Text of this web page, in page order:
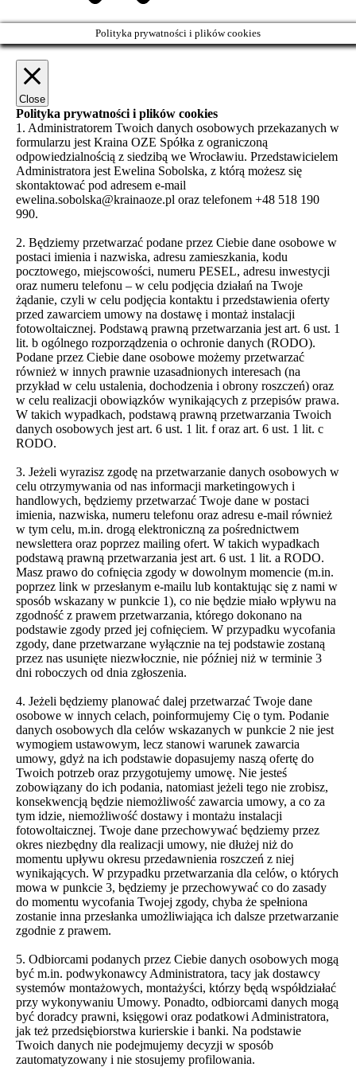
Polityka prywatności i plików cookies
Close
Polityka prywatności i plików cookies
1. Administratorem Twoich danych osobowych przekazanych w
formularzu jest Kraina OZE Spółka z ograniczoną
odpowiedzialnością z siedzibą we Wrocławiu. Przedstawicielem
Administratora jest Ewelina Sobolska, z którą możesz się
skontaktować pod adresem e-mail
ewelina.sobolska@krainaoze.pl oraz telefonem +48 518 190
990.
2. Będziemy przetwarzać podane przez Ciebie dane osobowe w
postaci imienia i nazwiska, adresu zamieszkania, kodu
pocztowego, miejscowości, numeru PESEL, adresu inwestycji
oraz numeru telefonu – w celu podjęcia działań na Twoje
żądanie, czyli w celu podjęcia kontaktu i przedstawienia oferty
przed zawarciem umowy na dostawę i montaż instalacji
fotowoltaicznej. Podstawą prawną przetwarzania jest art. 6 ust. 1
lit. b ogólnego rozporządzenia o ochronie danych (RODO).
Podane przez Ciebie dane osobowe możemy przetwarzać
również w innych prawnie uzasadnionych interesach (na
przykład w celu ustalenia, dochodzenia i obrony roszczeń) oraz
w celu realizacji obowiązków wynikających z przepisów prawa.
W takich wypadkach, podstawą prawną przetwarzania Twoich
danych osobowych jest art. 6 ust. 1 lit. f oraz art. 6 ust. 1 lit. c
RODO.
3. Jeżeli wyrazisz zgodę na przetwarzanie danych osobowych w
celu otrzymywania od nas informacji marketingowych i
handlowych, będziemy przetwarzać Twoje dane w postaci
imienia, nazwiska, numeru telefonu oraz adresu e-mail również
w tym celu, m.in. drogą elektroniczną za pośrednictwem
newslettera oraz poprzez mailing ofert. W takich wypadkach
podstawą prawną przetwarzania jest art. 6 ust. 1 lit. a RODO.
Masz prawo do cofnięcia zgody w dowolnym momencie (m.in.
poprzez link w przesłanym e-mailu lub kontaktując się z nami w
sposób wskazany w punkcie 1), co nie będzie miało wpływu na
zgodność z prawem przetwarzania, którego dokonano na
podstawie zgody przed jej cofnięciem. W przypadku wycofania
zgody, dane przetwarzane wyłącznie na tej podstawie zostaną
przez nas usunięte niezwłocznie, nie później niż w terminie 3
dni roboczych od dnia zgłoszenia.
4. Jeżeli będziemy planować dalej przetwarzać Twoje dane
osobowe w innych celach, poinformujemy Cię o tym. Podanie
danych osobowych dla celów wskazanych w punkcie 2 nie jest
wymogiem ustawowym, lecz stanowi warunek zawarcia
umowy, gdyż na ich podstawie dopasujemy naszą ofertę do
Twoich potrzeb oraz przygotujemy umowę. Nie jesteś
zobowiązany do ich podania, natomiast jeżeli tego nie zrobisz,
konsekwencją będzie niemożliwość zawarcia umowy, a co za
tym idzie, niemożliwość dostawy i montażu instalacji
fotowoltaicznej. Twoje dane przechowywać będziemy przez
okres niezbędny dla realizacji umowy, nie dłużej niż do
momentu upływu okresu przedawnienia roszczeń z niej
wynikających. W przypadku przetwarzania dla celów, o których
mowa w punkcie 3, będziemy je przechowywać co do zasady
do momentu wycofania Twojej zgody, chyba że spełniona
zostanie inna przesłanka umożliwiająca ich dalsze przetwarzanie
zgodnie z prawem.
5. Odbiorcami podanych przez Ciebie danych osobowych mogą
być m.in. podwykonawcy Administratora, tacy jak dostawcy
systemów montażowych, montażyści, którzy będą współdziałać
przy wykonywaniu Umowy. Ponadto, odbiorcami danych mogą
być doradcy prawni, księgowi oraz podatkowi Administratora,
jak też przedsiębiorstwa kurierskie i banki. Na podstawie
Twoich danych nie podejmujemy decyzji w sposób
zautomatyzowany i nie stosujemy profilowania.